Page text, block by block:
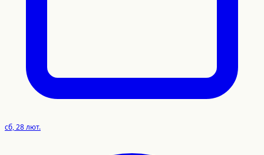
сб, 28 лют.